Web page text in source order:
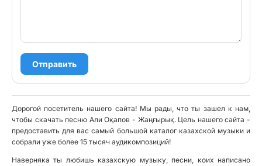
Отправить
Дорогой посетитель нашего сайта! Мы рады, что ты зашел к нам,
чтобы скачать песню Али Оқапов - Жаңғырық. Цель нашего сайта -
предоставить для вас самый большой каталог казахской музыки и
собрали уже более 15 тысяч аудикомпозиций!
Наверняка ты любишь казахскую музыку, песни, коих написано